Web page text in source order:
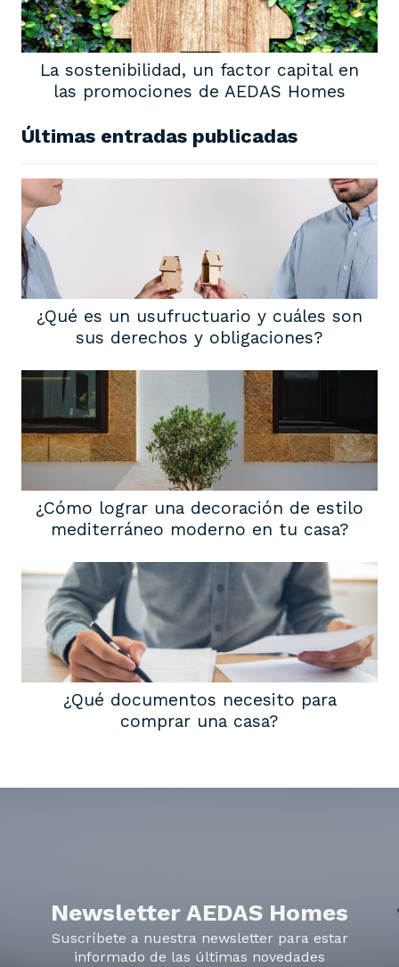
La sostenibilidad, un factor capital en
las promociones de AEDAS Homes
Últimas entradas publicadas
¿Qué es un usufructuario y cuáles son
sus derechos y obligaciones?
¿Cómo lograr una decoración de estilo
mediterráneo moderno en tu casa?
¿Qué documentos necesito para
comprar una casa?
Newsletter AEDAS Homes
Suscríbete a nuestra newsletter para estar
informado de las últimas novedades